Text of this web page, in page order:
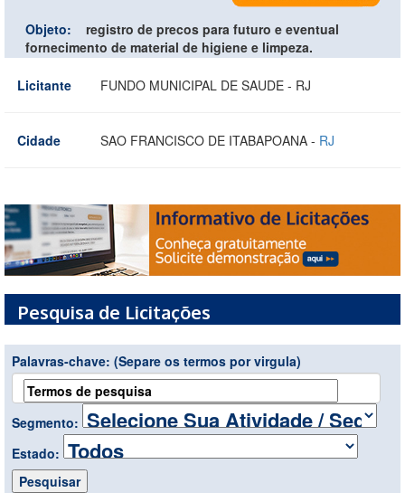
Objeto:
registro de precos para futuro e eventual
fornecimento de material de higiene e limpeza.
Licitante FUNDO MUNICIPAL DE SAUDE - RJ
Cidade SAO FRANCISCO DE ITABAPOANA - RJ
Pesquisa de Licitações
Palavras-chave: (Separe os termos por virgula)
Segmento:
Estado: